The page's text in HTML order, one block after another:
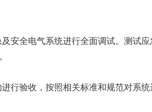
安全电气系统进行全面调试。测试
行验收，按照相关标准和规范对系